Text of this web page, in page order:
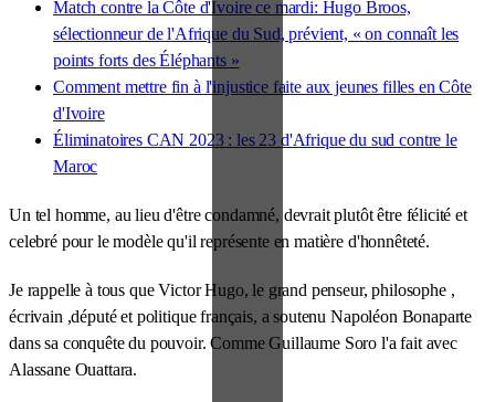
Match contre la Côte d'Ivoire ce mardi: Hugo Broos,
sélectionneur de l'Afrique du Sud, prévient, « on connaît les
points forts des Éléphants »
Comment mettre fin à l'injustice faite aux jeunes filles en Côte
d'Ivoire
Éliminatoires CAN 2023 : les 23 d'Afrique du sud contre le
Maroc
Un tel homme, au lieu d'être condamné, devrait plutôt être félicité et
celebré pour le modèle qu'il représente en matière d'honnêteté.
Je rappelle à tous que Victor Hugo, le grand penseur, philosophe ,
écrivain ,député et politique français, a soutenu Napoléon Bonaparte
dans sa conquête du pouvoir. Comme Guillaume Soro l'a fait avec
Alassane Ouattara.